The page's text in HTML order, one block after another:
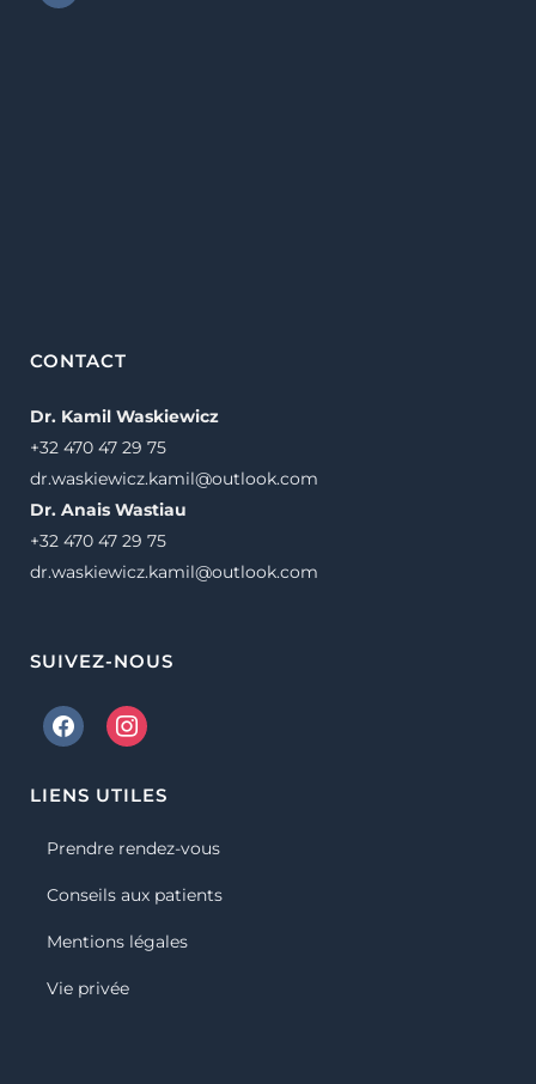
CONTACT
Dr. Kamil Waskiewicz
+32 470 47 29 75
dr.waskiewicz.kamil@outlook.com
Dr. Anais Wastiau
+32 470 47 29 75
dr.waskiewicz.kamil@outlook.com
SUIVEZ-NOUS
LIENS UTILES
Prendre rendez-vous
Conseils aux patients
Mentions légales
Vie privée